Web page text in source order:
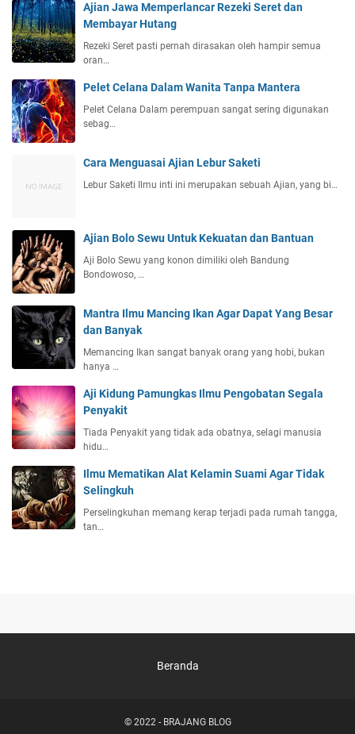
Ajian Jawa Memperlancar Rezeki Seret dan
Membayar Hutang
Rezeki Seret pasti pernah dirasakan oleh hampir semua
oran…
Pelet Celana Dalam Wanita Tanpa Mantera
Pelet Celana Dalam perempuan sangat sering digunakan
sebag…
Cara Menguasai Ajian Lebur Saketi
Lebur Saketi Ilmu inti ini merupakan sebuah Ajian, yang bi…
Ajian Bolo Sewu Untuk Kekuatan dan Bantuan
Aji Bolo Sewu yang konon dimiliki oleh Bandung
Bondowoso, …
Mantra Ilmu Mancing Ikan Agar Dapat Yang Besar
dan Banyak
Memancing Ikan sangat banyak orang yang hobi, bukan
hanya …
Aji Kidung Pamungkas Ilmu Pengobatan Segala
Penyakit
Tiada Penyakit yang tidak ada obatnya, selagi manusia
hidu…
Ilmu Mematikan Alat Kelamin Suami Agar Tidak
Selingkuh
Perselingkuhan memang kerap terjadi pada rumah tangga,
tan…
Beranda
© 2022 - BRAJANG BLOG